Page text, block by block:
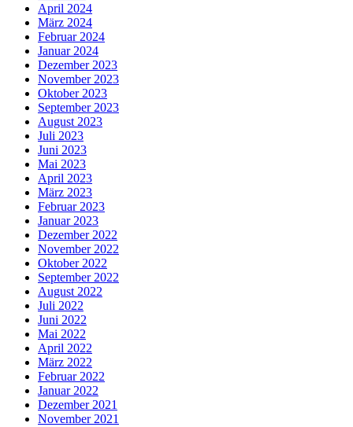
April 2024
März 2024
Februar 2024
Januar 2024
Dezember 2023
November 2023
Oktober 2023
September 2023
August 2023
Juli 2023
Juni 2023
Mai 2023
April 2023
März 2023
Februar 2023
Januar 2023
Dezember 2022
November 2022
Oktober 2022
September 2022
August 2022
Juli 2022
Juni 2022
Mai 2022
April 2022
März 2022
Februar 2022
Januar 2022
Dezember 2021
November 2021